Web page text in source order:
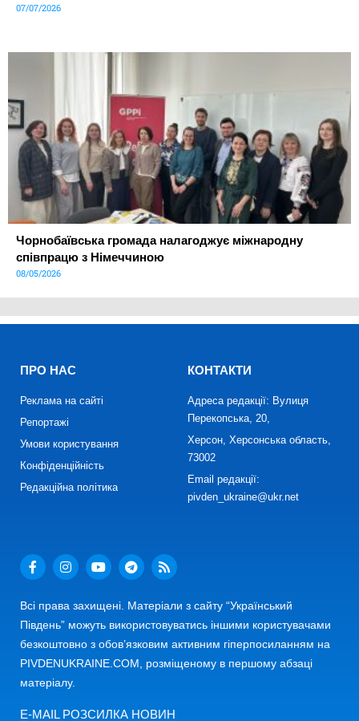
07/07/2026
Чорнобаївська громада налагоджує міжнародну
співпрацю з Німеччиною
08/05/2026
ПРО НАС
Реклама на сайті
Репортажі
Умови користування
Конфіденційність
Редакційна політика
КОНТАКТИ
Адреса редакції: Вулиця
Перекопська, 20,
Херсон, Херсонська область,
73002
Email редакції:
pivden_ukraine@ukr.net
Всі права захищені. Матеріали з сайту “Український
Південь” можуть використовуватись іншими користувачами
безкоштовно з обов’язковим активним гіперпосиланням на
PIVDENUKRAINE.COM, розміщеному в першому абзаці
матеріалу.
E-MAIL РОЗСИЛКА НОВИН